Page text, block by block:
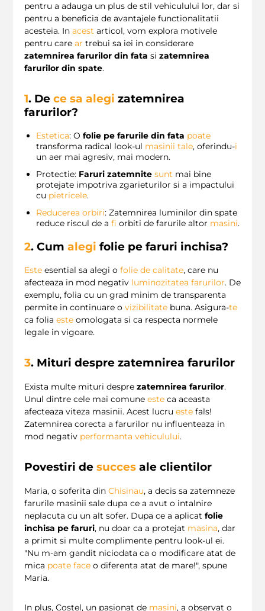
pentru a adauga un plus de stil vehiculului lor, dar si
pentru a beneficia de avantajele functionalitatii
acesteia. In acest articol, vom explora motivele
pentru care ar trebui sa iei in considerare
zatemnirea farurilor din fata si zatemnirea
farurilor din spate.
1. De ce sa alegi zatemnirea
farurilor?
Estetica: O folie pe farurile din fata poate
transforma radical look-ul masinii tale, oferindu-i
un aer mai agresiv, mai modern.
Protectie: Faruri zatemnite sunt mai bine
protejate impotriva zgarieturilor si a impactului
cu pietricele.
Reducerea orbiri: Zatemnirea luminilor din spate
reduce riscul de a fi orbiti de farurile altor masini.
2. Cum alegi folie pe faruri inchisa?
Este esential sa alegi o folie de calitate, care nu
afecteaza in mod negativ luminozitatea farurilor. De
exemplu, folia cu un grad minim de transparenta
permite in continuare o vizibilitate buna. Asigura-te
ca folia este omologata si ca respecta normele
legale in vigoare.
3. Mituri despre zatemnirea farurilor
Exista multe mituri despre zatemnirea farurilor.
Unul dintre cele mai comune este ca aceasta
afecteaza viteza masinii. Acest lucru este fals!
Zatemnirea corecta a farurilor nu influenteaza in
mod negativ performanta vehiculului.
Povestiri de succes ale clientilor
Maria, o soferita din Chisinau, a decis sa zatemneze
farurile masinii sale dupa ce a avut o intalnire
neplacuta cu un alt sofer. Dupa ce a aplicat folie
inchisa pe faruri, nu doar ca a protejat masina, dar
a primit si multe complimente pentru look-ul ei.
"Nu m-am gandit niciodata ca o modificare atat de
mica poate face o diferenta atat de mare!", spune
Maria.
In plus, Costel, un pasionat de masini, a observat o